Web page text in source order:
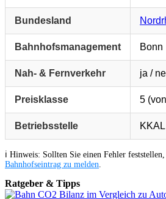
Bundesland
Bahnhofsmanagement Bonn
Nah- & Fernverkehr ja /
Preisklasse 5
Betriebsstelle KKAL
ℹ️ Hinweis: Sollten Sie einen Fehler
Bahnhofseintrag zu melden
Ratgeber & Tipps